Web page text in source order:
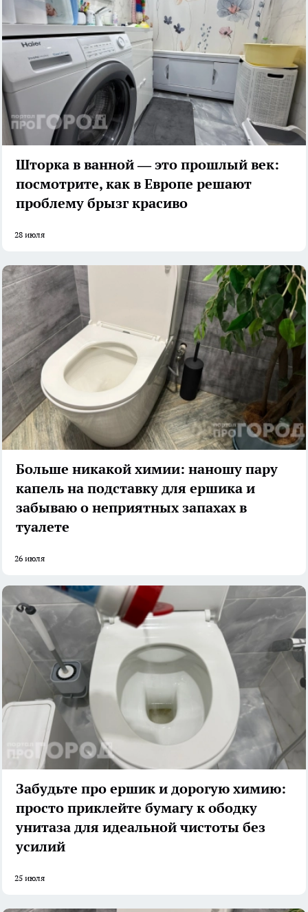
Шторка в ванной — это прошлый век:
посмотрите, как в Европе решают
проблему брызг красиво
28 июля
Больше никакой химии: наношу пару
капель на подставку для ершика и
забываю о неприятных запахах в
туалете
26 июля
Забудьте про ершик и дорогую химию:
просто приклейте бумагу к ободку
унитаза для идеальной чистоты без
усилий
25 июля